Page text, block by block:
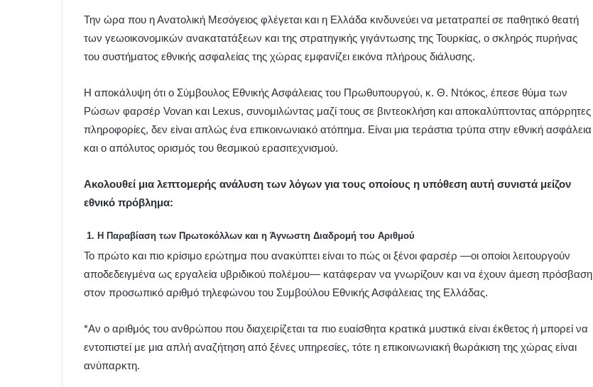
Την ώρα που η Ανατολική Μεσόγειος φλέγεται και η Ελλάδα κινδυνεύει να μετατραπεί σε παθητικό θεατή
των γεωοικονομικών ανακατατάξεων και της στρατηγικής γιγάντωσης της Τουρκίας, ο σκληρός πυρήνας
του συστήματος εθνικής ασφαλείας της χώρας εμφανίζει εικόνα πλήρους διάλυσης.
Η αποκάλυψη ότι ο Σύμβουλος Εθνικής Ασφάλειας του Πρωθυπουργού, κ. Θ. Ντόκος, έπεσε θύμα των
Ρώσων φαρσέρ Vovan και Lexus, συνομιλώντας μαζί τους σε βιντεοκλήση και αποκαλύπτοντας απόρρητες
πληροφορίες, δεν είναι απλώς ένα επικοινωνιακό ατόπημα. Είναι μια τεράστια τρύπα στην εθνική ασφάλεια
και ο απόλυτος ορισμός του θεσμικού ερασιτεχνισμού.
Ακολουθεί μια λεπτομερής ανάλυση των λόγων για τους οποίους η υπόθεση αυτή συνιστά μείζον
εθνικό πρόβλημα:
1. Η Παραβίαση των Πρωτοκόλλων και η Άγνωστη Διαδρομή του Αριθμού
Το πρώτο και πιο κρίσιμο ερώτημα που ανακύπτει είναι το πώς οι ξένοι φαρσέρ —οι οποίοι λειτουργούν
αποδεδειγμένα ως εργαλεία υβριδικού πολέμου— κατάφεραν να γνωρίζουν και να έχουν άμεση πρόσβαση
στον προσωπικό αριθμό τηλεφώνου του Συμβούλου Εθνικής Ασφάλειας της Ελλάδας.
*Αν ο αριθμός του ανθρώπου που διαχειρίζεται τα πιο ευαίσθητα κρατικά μυστικά είναι έκθετος ή μπορεί να
εντοπιστεί με μια απλή αναζήτηση από ξένες υπηρεσίες, τότε η επικοινωνιακή θωράκιση της χώρας είναι
ανύπαρκτη.